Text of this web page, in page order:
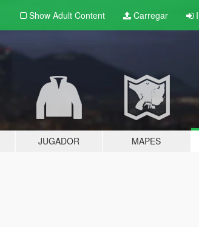
Show Adult Content Carregar
JUGADOR MAPES